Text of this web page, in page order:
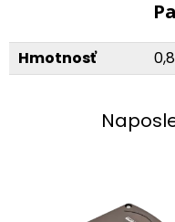
Hmotnosť